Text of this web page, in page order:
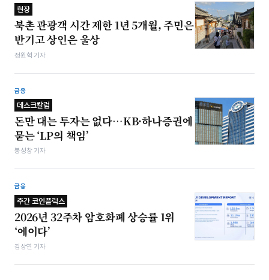
현장
북촌 관광객 시간 제한 1년 5개월, 주민은
반기고 상인은 울상
정원혁 기자
금융
데스크칼럼
돈만 대는 투자는 없다…KB·하나증권에
묻는 ‘LP의 책임’
봉성창 기자
금융
주간 코인플릭스
2026년 32주차 암호화폐 상승률 1위
‘에이다’
김상연 기자